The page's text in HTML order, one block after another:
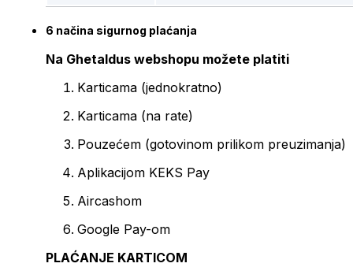
6 načina sigurnog plaćanja
Na Ghetaldus webshopu možete platiti
Karticama (jednokratno)
Karticama (na rate)
Pouzećem (gotovinom prilikom preuzimanja)
Aplikacijom KEKS Pay
Aircashom
Google Pay-om
PLAĆANJE KARTICOM